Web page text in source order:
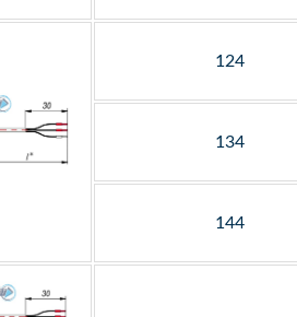
124
134
144